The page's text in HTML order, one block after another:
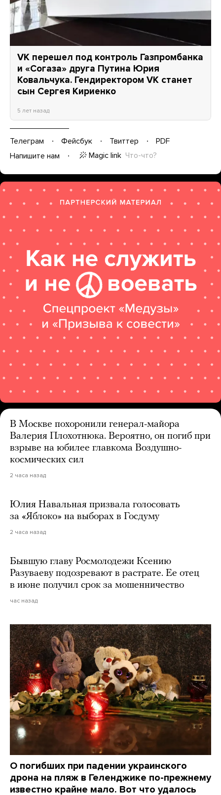
VK перешел под контроль Газпромбанка
и «Согаза» друга Путина Юрия
Ковальчука. Гендиректором VK станет
сын Сергея Кириенко
5 лет назад
Телеграм Фейсбук Твиттер
PDF
Напишите нам
Magic link Что-что?
В Москве похоронили генерал-майора
Валерия Плохотнюка. Вероятно, он погиб при
взрыве на юбилее главкома Воздушно-
космических сил
2 часа назад
Юлия Навальная призвала голосовать
за «Яблоко» на выборах в Госдуму
2 часа назад
Бывшую главу Росмолодежи Ксению
Разуваеву подозревают в растрате. Ее отец
в июне получил срок за мошенничество
час назад
О погибших при падении украинского
дрона на пляж в Геленджике по-прежнему
известно крайне мало. Вот что удалось